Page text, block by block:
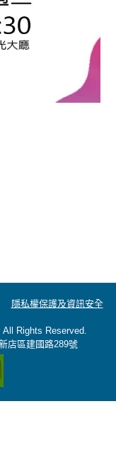
隱私權保護及資訊安全
Rights Reserved.
店區建國路289號